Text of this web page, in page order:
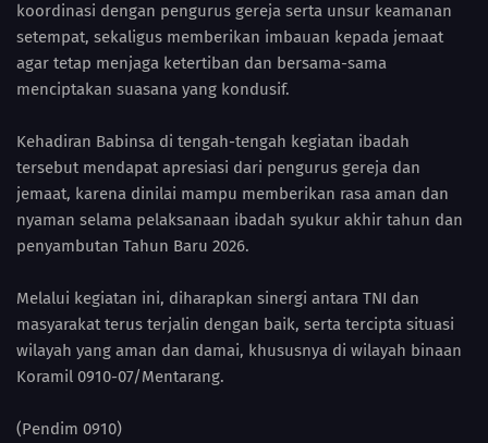
koordinasi dengan pengurus gereja serta unsur keamanan
setempat, sekaligus memberikan imbauan kepada jemaat
agar tetap menjaga ketertiban dan bersama-sama
menciptakan suasana yang kondusif.
Kehadiran Babinsa di tengah-tengah kegiatan ibadah
tersebut mendapat apresiasi dari pengurus gereja dan
jemaat, karena dinilai mampu memberikan rasa aman dan
nyaman selama pelaksanaan ibadah syukur akhir tahun dan
penyambutan Tahun Baru 2026.
Melalui kegiatan ini, diharapkan sinergi antara TNI dan
masyarakat terus terjalin dengan baik, serta tercipta situasi
wilayah yang aman dan damai, khususnya di wilayah binaan
Koramil 0910-07/Mentarang.
(Pendim 0910)